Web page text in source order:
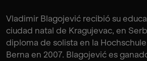
Vladimir Blagojević recibió su
ciudad natal de Kragujevac, en
diploma de solista en la
Berna en 2007. Blagojević es